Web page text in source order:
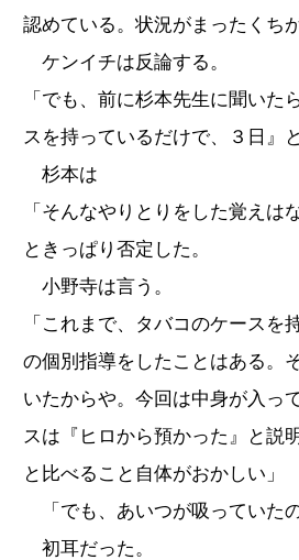
認めている。状況がまったくちが
ケンイチは反論する。
「でも、前に杉本先生に聞いた
スを持っているだけで、３日』
杉本は
「そんなやりとりをした覚えは
ときっぱり否定した。
小野寺は言う。
「これまで、タバコのケースを
の個別指導をしたことはある。
いたからや。今回は中身が入っ
スは『ヒロから預かった』と説
と比べること自体がおかしい」
「でも、あいつが吸っていた
初耳だった。